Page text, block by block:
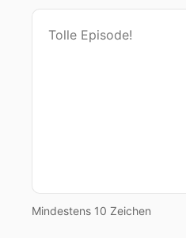
Mindestens 10 Zeichen